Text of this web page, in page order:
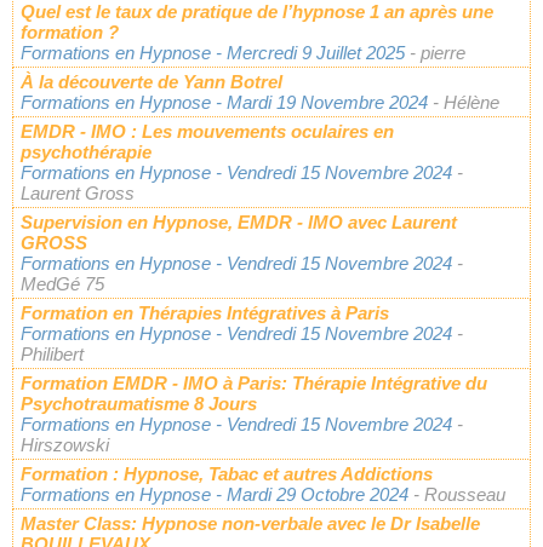
Quel est le taux de pratique de l’hypnose 1 an après une
formation ?
Formations en Hypnose - Mercredi 9 Juillet 2025 - pierre
À la découverte de Yann Botrel
Formations en Hypnose - Mardi 19 Novembre 2024 - Hélène
EMDR - IMO : Les mouvements oculaires en
psychothérapie
Formations en Hypnose - Vendredi 15 Novembre 2024 -
Laurent Gross
Supervision en Hypnose, EMDR - IMO avec Laurent
GROSS
Formations en Hypnose - Vendredi 15 Novembre 2024 -
MedGé 75
Formation en Thérapies Intégratives à Paris
Formations en Hypnose - Vendredi 15 Novembre 2024 -
Philibert
Formation EMDR - IMO à Paris: Thérapie Intégrative du
Psychotraumatisme 8 Jours
Formations en Hypnose - Vendredi 15 Novembre 2024 -
Hirszowski
Formation : Hypnose, Tabac et autres Addictions
Formations en Hypnose - Mardi 29 Octobre 2024 - Rousseau
Master Class: Hypnose non-verbale avec le Dr Isabelle